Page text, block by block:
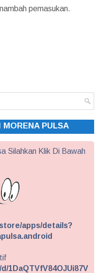
pemasukan.
PULSA
Silahkan Klik Di Bawah
apps/details?
1DaQTVfV84OJUi87V